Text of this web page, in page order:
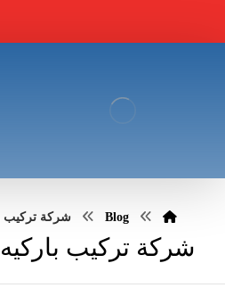
Blog شركة تركيب
شركة تركيب